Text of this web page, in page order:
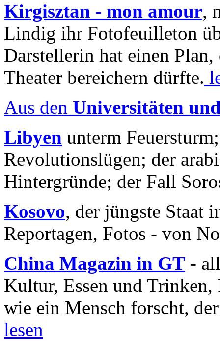
Kirgisztan - mon amour,
Lindig ihr Fotofeuilleton
Darstellerin hat einen Plan,
Theater bereichern dürfte.
Aus den Universitäten
Libyen unterm
Revolutionslügen; der
Hintergründe; der Fall
Kosovo, der jüngste Staat
Reportagen, Fotos - von
China Magazin in GT -
Kultur, Essen und
wie ein Mensch forscht,
lesen